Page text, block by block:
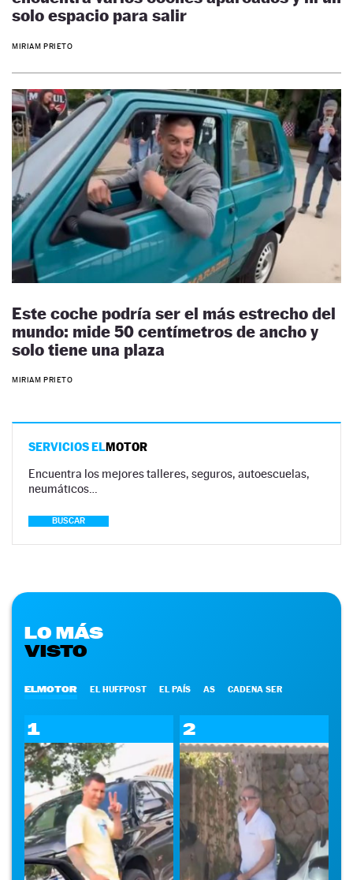
solo espacio para salir
MIRIAM PRIETO
Este coche podría ser el más estrecho del
mundo: mide 50 centímetros de ancho y
solo tiene una plaza
MIRIAM PRIETO
SERVICIOS ELMOTOR
Encuentra los mejores talleres, seguros, autoescuelas,
neumáticos…
BUSCAR
LO MÁS
VISTO
ELMOTOR EL HUFFPOST EL PAÍS AS CADENA SER
1 2